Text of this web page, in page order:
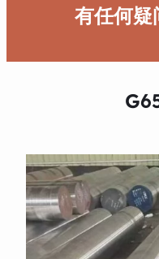
有任何疑